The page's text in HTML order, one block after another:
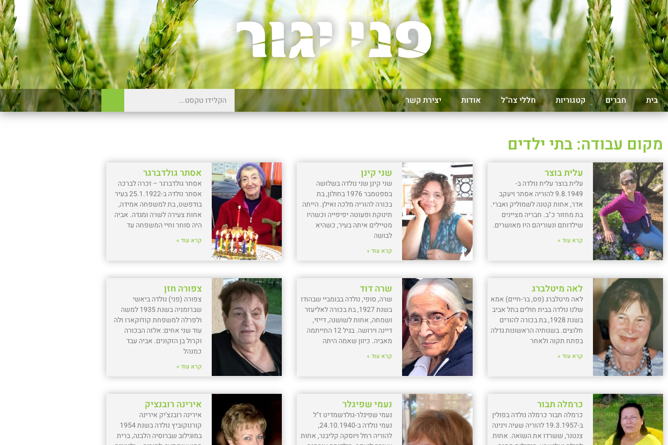
בית חברים קטגוריות חללי צה"ל אודות יצירת קשר
מקום עבודה: בתי ילדים
עלית בוצר
עלית בוצר עלית נולדה ב-
9.8.1949 להוריה אסתר ויעקב
אדר, אחות קטנה לשמוליק ואברי.
בת מחזור כ"ב. חבריה מציינים
שילדותם ונעוריהם היו מאושרים.
קרא עוד »
שני קינן
שני קינן שני נולדה בשלושה
בספטמבר 1976 בחולון, בת
בכורה להוריה מלכה ואילן. הייתה
תינוקת ופעוטה יפיפייה וכשהיו
מטיילים איתה בעיר, כשהיא
לבושה
קרא עוד »
אסתר גולדברגר
אסתר גולדברגר – זכרה לברכה
אסתר נולדה ב-25.1.1922 בעיר
בודפשט, בת למשפחה אמידה,
אחות צעירה לשרה ומגדה. אביה
היה סוחר וחיי המשפחה עד
קרא עוד »
לאה מיטלברג
לאה מיטלברג (פס, בר-חיים) אמא
שלנו נולדה בבית חולים בתל אביב
בשנת 1928, בת בכורה להורים
חלוצים. בשנותיה הראשונות גדלה
בפתח תקוה ולאחר
קרא עוד »
שרה דוד
שרה, סופי, נולדה בבומביי שבהודו
בשנת 1927, בת בכורה לאליעזר
ושמחה, אחות לשושנה, דייזי,
דיינה וירושה. בגיל 12 התייתמה
מאביה. כיוון שאִמה היתה
קרא עוד »
צפורה חזן
צפורה (פני) נולדה ביאשי
שברומניה בשנת 1935 למשה
ולפרלה למשפחת קוז׳וקארו ולה
עוד שני אחים: אלזה הבכורה
וקרול בן הזקונים. אביה עבד
כמנהל
קרא עוד »
כרמלה תבור
כרמלה תבור כרמלה נולדה בפולין
ב-19.3.1957 להוריה שעיה וינינה
צנטנר, ששרדו את השואה. אחות
נעמי שפיגלר
נעמי שפיגלר-גולדשמדיט ז"ל
נעמי נולדה ב-24.10.1940,
להוריה רחל ויוסקה קליבנר, אחות
אירינה רובנציק
אירינה רובנצ'יק אירינה
קורנוקוביץ נולדה בשנת 1954
במוגילוב שברוסיה הלבנה, ברית